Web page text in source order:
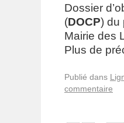
Dossier
(DOCP) du
Mairie des
Plus de
Publié dans
commentaire